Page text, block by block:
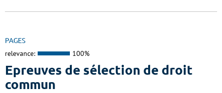
PAGES
relevance: 100%
Epreuves de sélection de droit
commun